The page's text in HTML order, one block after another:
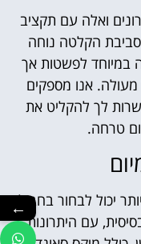
ואלה עם תקציב
סביבת הקלטה נוחה
במיוחד לפשטות אך
אנו מספקים
לך להקליט את
טרחה.
יכול לבחור בחבילת
עם היתרונות
←